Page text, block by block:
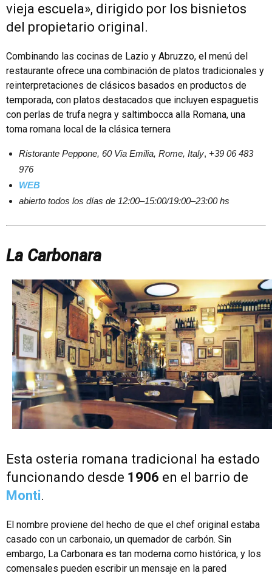
vieja escuela», dirigido por los bisnietos
del propietario original.
Combinando las cocinas de Lazio y Abruzzo, el menú del
restaurante ofrece una combinación de platos tradicionales y
reinterpretaciones de clásicos basados ​​en productos de
temporada, con platos destacados que incluyen espaguetis
con perlas de trufa negra y saltimbocca alla Romana, una
toma romana local de la clásica ternera
Ristorante Peppone, 60 Via Emilia, Rome, Italy, +39 06 483
976
WEB
abierto todos los días de 12:00–15:00/19:00–23:00 hs
La Carbonara
Esta osteria romana tradicional ha estado
funcionando desde 1906 en el barrio de
Monti.
El nombre proviene del hecho de que el chef original estaba
casado con un carbonaio, un quemador de carbón. Sin
embargo, La Carbonara es tan moderna como histórica, y los
comensales pueden escribir un mensaje en la pared